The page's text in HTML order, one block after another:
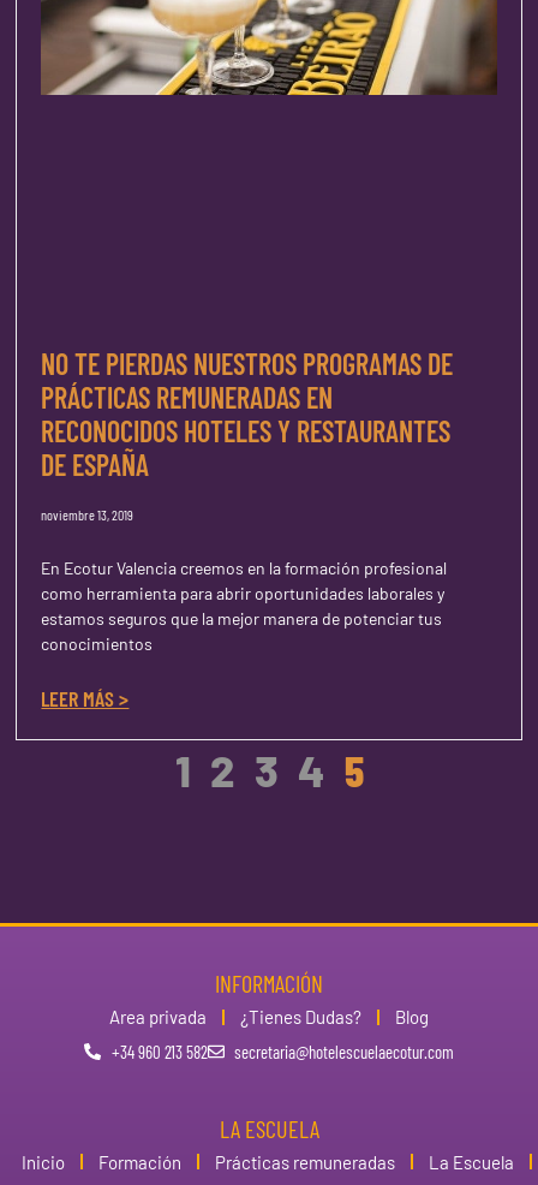
NO TE PIERDAS NUESTROS PROGRAMAS DE
PRÁCTICAS REMUNERADAS EN
RECONOCIDOS HOTELES Y RESTAURANTES
DE ESPAÑA
noviembre 13, 2019
En Ecotur Valencia creemos en la formación profesional
como herramienta para abrir oportunidades laborales y
estamos seguros que la mejor manera de potenciar tus
conocimientos
LEER MÁS >
1 2 3 4 5
INFORMACIÓN
Area privada ¿Tienes Dudas?
Blog
+34 960 213 582
secretaria@hotelescuelaecotur.com
LA ESCUELA
Inicio Formación Prácticas remuneradas La Escuela